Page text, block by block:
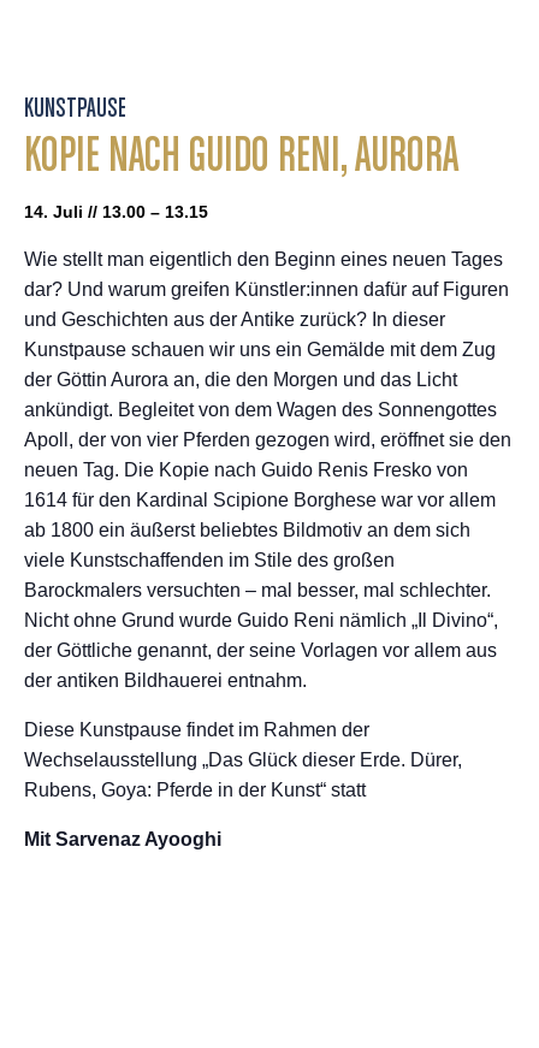
KUNSTPAUSE
KOPIE NACH GUIDO RENI, AURORA
14. Juli // 13.00 – 13.15
Wie stellt man eigentlich den Beginn eines neuen Tages
dar? Und warum greifen Künstler:innen dafür auf Figuren
und Geschichten aus der Antike zurück? In dieser
Kunstpause schauen wir uns ein Gemälde mit dem Zug
der Göttin Aurora an, die den Morgen und das Licht
ankündigt. Begleitet von dem Wagen des Sonnengottes
Apoll, der von vier Pferden gezogen wird, eröffnet sie den
neuen Tag. Die Kopie nach Guido Renis Fresko von
1614 für den Kardinal Scipione Borghese war vor allem
ab 1800 ein äußerst beliebtes Bildmotiv an dem sich
viele Kunstschaffenden im Stile des großen
Barockmalers versuchten – mal besser, mal schlechter.
Nicht ohne Grund wurde Guido Reni nämlich „Il Divino“,
der Göttliche genannt, der seine Vorlagen vor allem aus
der antiken Bildhauerei entnahm.
Diese Kunstpause findet im Rahmen der
Wechselausstellung „Das Glück dieser Erde. Dürer,
Rubens, Goya: Pferde in der Kunst“ statt
Mit Sarvenaz Ayooghi